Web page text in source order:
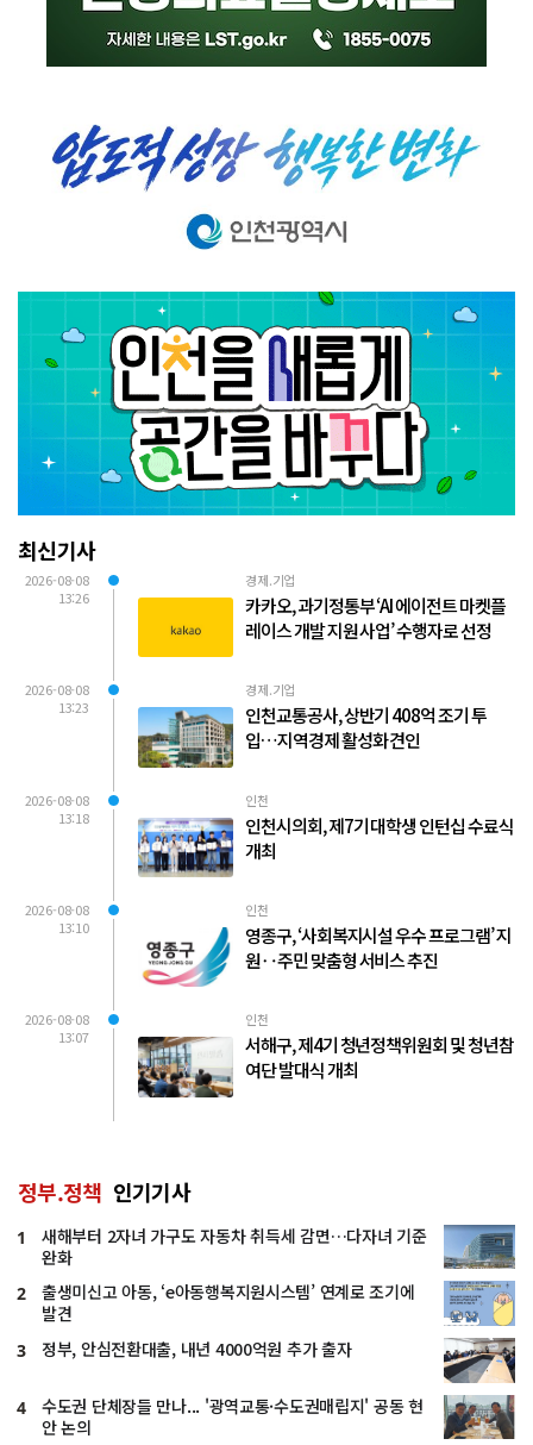
최신기사
2026-08-08
13:26
경제.기업
카카오, 과기정통부 ‘AI 에이전트 마켓플
레이스 개발 지원 사업’ 수행자로 선정
2026-08-08
13:23
경제.기업
인천교통공사, 상반기 408억 조기 투
입…지역경제 활성화 견인
2026-08-08
13:18
인천
인천시의회, 제7기 대학생 인턴십 수료식
개최
2026-08-08
13:10
인천
영종구, ‘사회복지시설 우수 프로그램’ 지
원‥주민 맞춤형 서비스 추진
2026-08-08
13:07
인천
서해구, 제4기 청년정책위원회 및 청년참
여단 발대식 개최
정부.정책 인기기사
1
새해부터 2자녀 가구도 자동차 취득세 감면…다자녀 기준
완화
2
출생미신고 아동, ‘e아동행복지원시스템’ 연계로 조기에
발견
3 정부, 안심전환대출, 내년 4000억원 추가 출자
4
수도권 단체장들 만나... '광역교통·수도권매립지' 공동 현
안 논의